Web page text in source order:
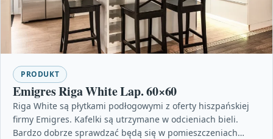
PRODUKT
Emigres Riga White Lap. 60×60
Riga White są płytkami podłogowymi z oferty hiszpańskiej
firmy Emigres. Kafelki są utrzymane w odcieniach bieli.
Bardzo dobrze sprawdzać będą się w pomieszczeniach